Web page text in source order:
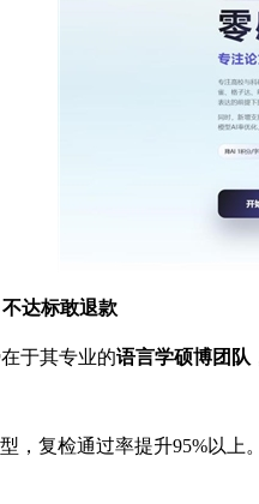
达标敢退款
于其专业的语言学硕博团队
，复检通过率提升95%以上